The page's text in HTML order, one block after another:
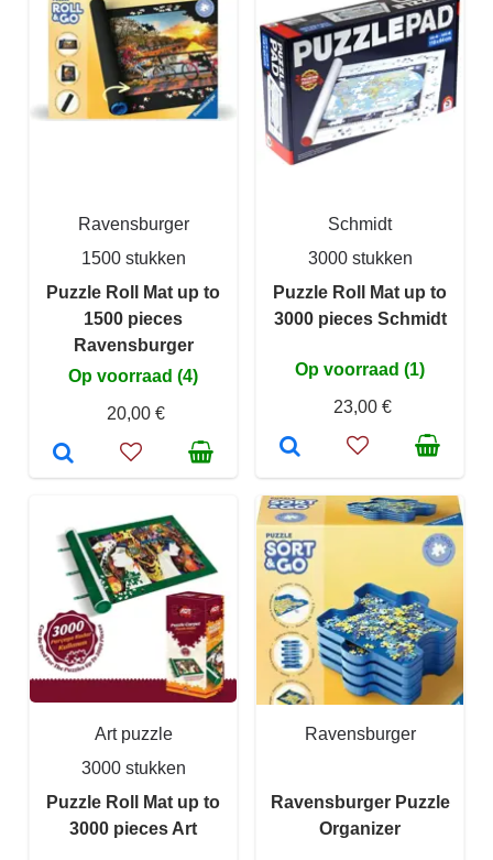
Ravensburger
1500 stukken
Puzzle Roll Mat up to
1500 pieces
Ravensburger
Op voorraad (4)
20,00 €
Schmidt
3000 stukken
Puzzle Roll Mat up to
3000 pieces Schmidt
Op voorraad (1)
23,00 €
Art puzzle
3000 stukken
Puzzle Roll Mat up to
3000 pieces Art
Ravensburger
Ravensburger Puzzle
Organizer